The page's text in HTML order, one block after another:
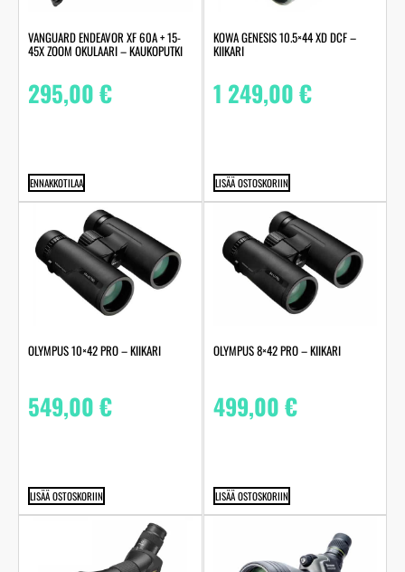
VANGUARD ENDEAVOR XF 60A + 15-
45X ZOOM OKULAARI – KAUKOPUTKI
295,00€
ENNAKKOTILAA
KOWA GENESIS 10.5×44 XD DCF –
KIIKARI
1 249,00€
LISÄÄ OSTOSKORIIN
OLYMPUS 10×42 PRO – KIIKARI
549,00€
LISÄÄ OSTOSKORIIN
OLYMPUS 8×42 PRO – KIIKARI
499,00€
LISÄÄ OSTOSKORIIN